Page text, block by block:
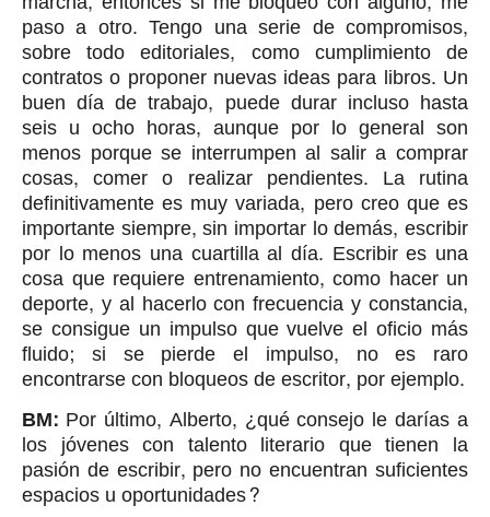
paso a otro. Tengo una serie de compromisos,
sobre todo editoriales, como cumplimiento de
contratos o proponer nuevas ideas para libros. Un
buen día de trabajo, puede durar incluso hasta
seis u ocho horas, aunque por lo general son
menos porque se interrumpen al salir a comprar
cosas, comer o realizar pendientes. La rutina
definitivamente es muy variada, pero creo que es
importante siempre, sin importar lo demás, escribir
por lo menos una cuartilla al día. Escribir es una
cosa que requiere entrenamiento, como hacer un
deporte, y al hacerlo con frecuencia y constancia,
se consigue un impulso que vuelve el oficio más
fluido; si se pierde el impulso, no es raro
encontrarse con bloqueos de escritor, por ejemplo.
BM: Por último, Alberto, ¿qué consejo le darías a
los jóvenes con talento literario que tienen la
pasión de escribir, pero no encuentran suficientes
espacios u oportunidades?